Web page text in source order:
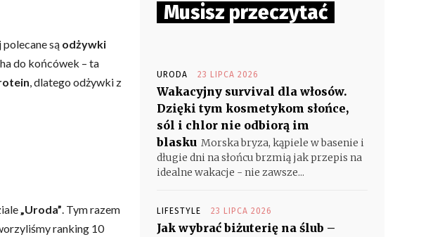
są odżywki
do końcówek – ta
, dlatego odżywki z
„Uroda”. Tym razem
ranking 10
Musisz przeczytać
URODA 23 LIPCA 2026
Wakacyjny survival dla włosów.
Dzięki tym kosmetykom słońce,
sól i chlor nie odbiorą im
blasku Morska bryza, kąpiele w basenie i
długie dni na słońcu brzmią jak przepis na
idealne wakacje - nie zawsze...
LIFESTYLE 23 LIPCA 2026
Jak wybrać biżuterię na ślub –